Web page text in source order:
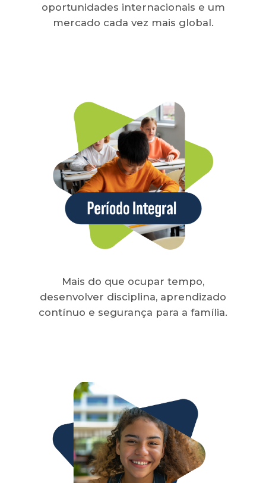
oportunidades internacionais e um
mercado cada vez mais global.
Mais do que ocupar tempo,
desenvolver disciplina, aprendizado
contínuo e segurança para a família.